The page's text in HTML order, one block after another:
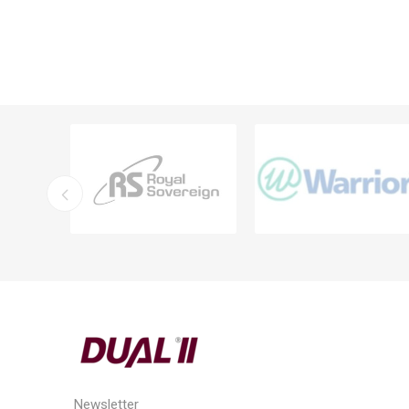
Newsletter